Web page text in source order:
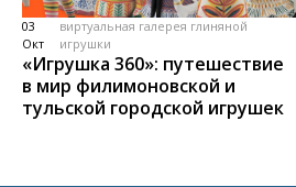
03
Окт
виртуальная галерея глиняной
игрушки
«Игрушка 360»: путешествие
в мир филимоновской и
тульской городской игрушек